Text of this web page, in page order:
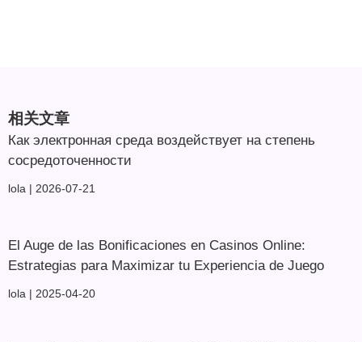
相关文章
Как электронная среда воздействует на степень
сосредоточенности
lola 2026-07-21
El Auge de las Bonificaciones en Casinos Online:
Estrategias para Maximizar tu Experiencia de Juego
lola 2025-04-20